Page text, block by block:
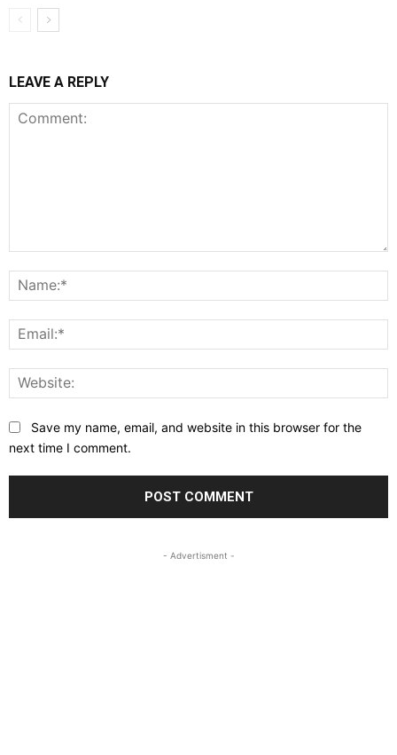
LEAVE A REPLY
Save my name, email, and website in this browser for the
next time I comment.
- Advertisment -